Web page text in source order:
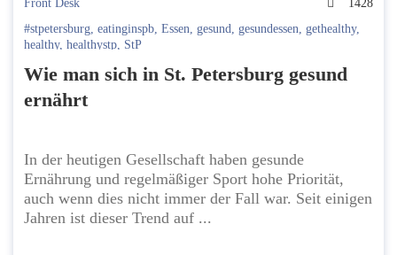
Front Desk
1428
#stpetersburg, eatinginspb, Essen, gesund, gesundessen, gethealthy,
healthy, healthystp, StP
Wie man sich in St. Petersburg gesund
ernährt
In der heutigen Gesellschaft haben gesunde
Ernährung und regelmäßiger Sport hohe Priorität,
auch wenn dies nicht immer der Fall war. Seit einigen
Jahren ist dieser Trend auf ...